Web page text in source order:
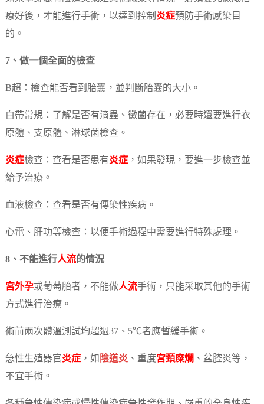
療好後，才能進行手術，以達到控制炎症預防手術感染目
的。
7、做一個全面的檢查
B超：檢查能否看到胎囊，並判斷胎囊的大小。
白帶常規：了解是否有滴蟲、黴菌存在，必要時還要進行衣
原體、支原體、淋球菌檢查。
炎症檢查：查看是否患有炎症，如果發現，要進一步檢查並
給予治療。
血液檢查：查看是否有傳染性疾病。
心電、肝功等檢查：以便手術過程中需要進行特殊處理。
8、不能進行人流的情況
宮外孕或葡萄胎者，不能做人流手術，只能采取其他的手術
方式進行治療。
術前兩次體溫測試均超過37、5℃者應暫緩手術。
急性生殖器官炎症，如 陰道炎、重度宮頸糜爛 、盆腔炎等，
不宜手術。